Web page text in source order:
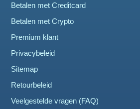
Betalen met Creditcard
Betalen met Crypto
Premium klant
Privacybeleid
Sitemap
Retourbeleid
Veelgestelde vragen (FAQ)